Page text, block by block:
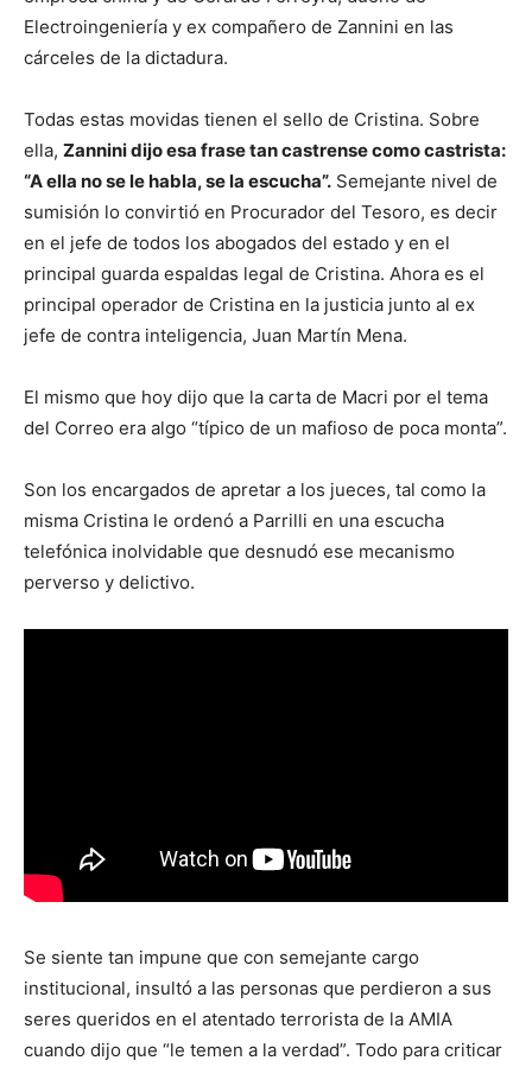
Electroingeniería y ex compañero de Zannini en las
cárceles de la dictadura.
Todas estas movidas tienen el sello de Cristina. Sobre
ella, Zannini dijo esa frase tan castrense como castrista:
“A ella no se le habla, se la escucha”. Semejante nivel de
sumisión lo convirtió en Procurador del Tesoro, es decir
en el jefe de todos los abogados del estado y en el
principal guarda espaldas legal de Cristina. Ahora es el
principal operador de Cristina en la justicia junto al ex
jefe de contra inteligencia, Juan Martín Mena.
El mismo que hoy dijo que la carta de Macri por el tema
del Correo era algo “típico de un mafioso de poca monta”.
Son los encargados de apretar a los jueces, tal como la
misma Cristina le ordenó a Parrilli en una escucha
telefónica inolvidable que desnudó ese mecanismo
perverso y delictivo.
Se siente tan impune que con semejante cargo
institucional, insultó a las personas que perdieron a sus
seres queridos en el atentado terrorista de la AMIA
cuando dijo que “le temen a la verdad”. Todo para criticar